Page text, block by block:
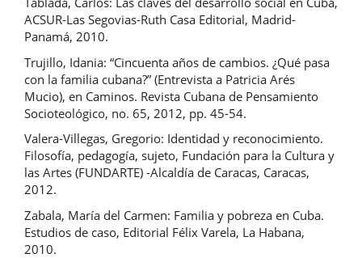
ACSUR-Las Segovias-Ruth Casa Editorial, Madrid-
Panamá, 2010.
Trujillo, Idania: “Cincuenta años de cambios. ¿Qué pasa
con la familia cubana?” (Entrevista a Patricia Arés
Mucio), en Caminos. Revista Cubana de Pensamiento
Socioteológico, no. 65, 2012, pp. 45-54.
Valera-Villegas, Gregorio: Identidad y reconocimiento.
Filosofía, pedagogía, sujeto, Fundación para la Cultura y
las Artes (FUNDARTE) -Alcaldía de Caracas, Caracas,
2012.
Zabala, María del Carmen: Familia y pobreza en Cuba.
Estudios de caso, Editorial Félix Varela, La Habana,
2010.